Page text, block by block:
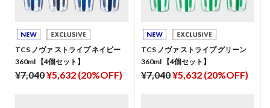
TCS ノヴァ ストライプ ネイビー
360ml 【4個セット】
¥7,040¥5,632 (20%OFF)
TCS ノヴァ ストライプ グリーン
360ml 【4個セット】
¥7,040¥5,632 (20%OFF)